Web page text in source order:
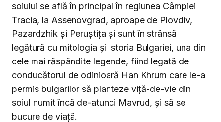
soiului se află în principal în regiunea Câmpiei
Tracia, la Assenovgrad, aproape de Plovdiv,
Pazardzhik și Peruștița și sunt în strânsă
legătură cu mitologia și istoria Bulgariei, una din
cele mai răspândite legende, fiind legată de
conducătorul de odinioară Han Khrum care le-a
permis bulgarilor să planteze viță-de-vie din
soiul numit încă de-atunci Mavrud, și să se
bucure de viață.